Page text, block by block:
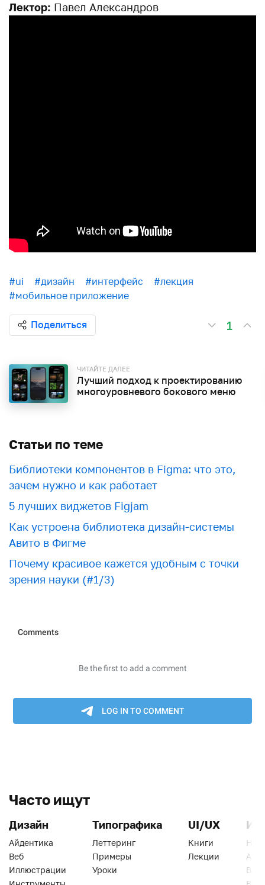
Лектор: Павел Александров
#ui #дизайн #интерфейс
#лекция
#мобильное приложение
Поделиться 1
ЧИТАЙТЕ ДАЛЕЕ
Лучший подход к проектированию
многоуровневого бокового меню
Статьи по теме
Библиотеки компонентов в Figma: что это,
зачем нужно и как работает
5 лучших виджетов Figjam
Как устроена библиотека дизайн-системы
Авито в Фигме
Почему красивое кажется удобным с точки
зрения науки (#1/3)
Часто ищут
Дизайн
Айдентика
Веб
Иллюстрации
Типографика
Леттеринг
Примеры
Уроки
UI/UX
Книги
Лекции
Веб